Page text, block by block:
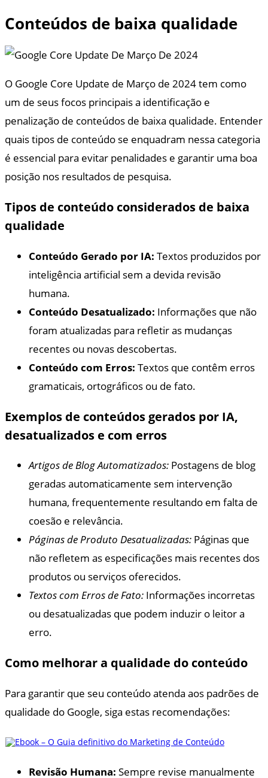
Conteúdos de baixa qualidade
O Google Core Update de Março de 2024 tem como
um de seus focos principais a identificação e
penalização de conteúdos de baixa qualidade. Entender
quais tipos de conteúdo se enquadram nessa categoria
é essencial para evitar penalidades e garantir uma boa
posição nos resultados de pesquisa.
Tipos de conteúdo considerados de baixa
qualidade
Conteúdo Gerado por IA: Textos produzidos por
inteligência artificial sem a devida revisão
humana.
Conteúdo Desatualizado: Informações que não
foram atualizadas para refletir as mudanças
recentes ou novas descobertas.
Conteúdo com Erros: Textos que contêm erros
gramaticais, ortográficos ou de fato.
Exemplos de conteúdos gerados por IA,
desatualizados e com erros
Artigos de Blog Automatizados: Postagens de blog
geradas automaticamente sem intervenção
humana, frequentemente resultando em falta de
coesão e relevância.
Páginas de Produto Desatualizadas: Páginas que
não refletem as especificações mais recentes dos
produtos ou serviços oferecidos.
Textos com Erros de Fato: Informações incorretas
ou desatualizadas que podem induzir o leitor a
erro.
Como melhorar a qualidade do conteúdo
Para garantir que seu conteúdo atenda aos padrões de
qualidade do Google, siga estas recomendações:
Revisão Humana: Sempre revise manualmente